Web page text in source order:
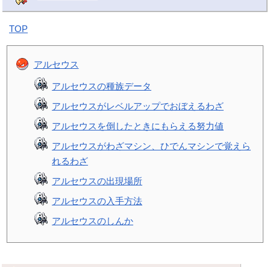
TOP
アルセウス
アルセウスの種族データ
アルセウスがレベルアップでおぼえるわざ
アルセウスを倒したときにもらえる努力値
アルセウスがわざマシン、ひでんマシンで覚えら
れるわざ
アルセウスの出現場所
アルセウスの入手方法
アルセウスのしんか